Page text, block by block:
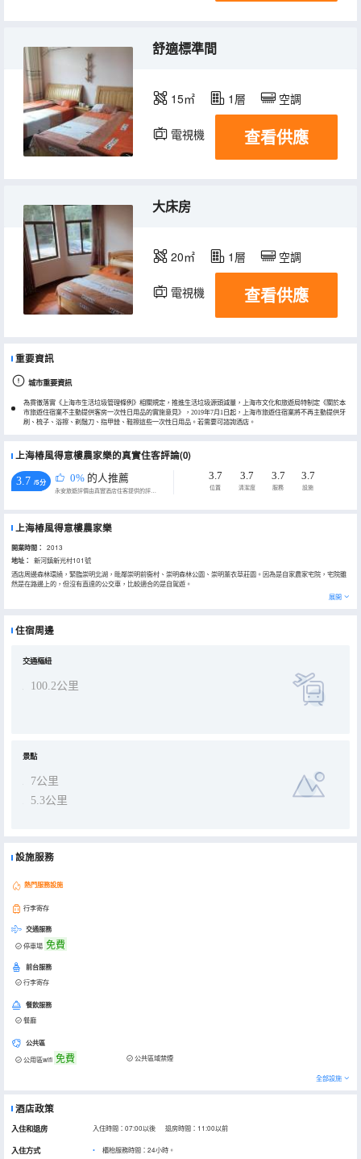
舒適標準間
15㎡ 1層 空調
電視機 冰箱
查看供應
大床房
20㎡ 1層 空調
電視機 冰箱
查看供應
重要資訊
城市重要資訊
為貫徹落實《上海市生活垃圾管理條例》相關規定，推進生活垃圾源頭減量，上海市文化和旅遊局特制定《關於本
市旅遊住宿業不主動提供客房一次性日用品的實施意見》，2019年7月1日起，上海市旅遊住宿業將不再主動提供牙
刷、梳子、浴擦、剃鬚刀、指甲銼、鞋擦這些一次性日用品。若需要可諮詢酒店。
上海椿風得意樓農家樂的真實住客評論(0)
3.7 /5分 0% 的人推薦
永安旅遊評價由真實酒店住客提供的評價。
3.7
位置
3.7
清潔度
3.7
服務
3.7
設施
上海椿風得意樓農家樂
開業時間： 2013
地址：
新河鎮新光村101號
酒店周邊森林環繞，緊臨崇明北湖，毗鄰崇明前衞村、崇明森林公園、崇明薰衣草莊園。因為是自家農家宅院，宅院雖
然是在路邊上的，但沒有直達的公交車，比較適合的是自駕遊。
展開
住宿周邊
交通樞紐
100.2公里
景點
7公里
5.3公里
設施服務
熱門服務設施
行李寄存
交通服務
停車場 免費
前台服務
行李寄存
餐飲服務
餐廳
公共區
公用區wifi 免費 公共區域禁煙
全部設施
酒店政策
入住和退房 入住時間：07:00以後 退房時間：11:00以前
入住方式 櫃枱服務時間：24小時。